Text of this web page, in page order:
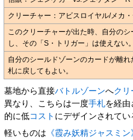
クリーチャー：アビスロイヤル/メカ
このクリーチャーが出た時、自分の
し、その「S・トリガー」は使えない。
自分のシールドゾーンのカードが離
札に戻してもよい。
墓地から直接バトルゾーンへクリ
異なり、こちらは一度手札を経由
的に低コスト にデザインされてい
軽いものは 《霞み妖精ジャスミン